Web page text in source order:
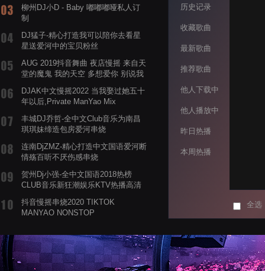
柳州DJ小D - Baby 嘟嘟嘟哑私人订
制
DJ猛子-精心打造我可以陪你去看星
星送爱河中的宝贝粉丝
AUG 2019抖音舞曲 夜店慢摇 来自天
堂的魔鬼 我的天空 多想爱你 别说我
DJAK中文慢摇2022 当我娶过她五十
年以后,Private ManYao Mix
丰城DJ乔哲-全中文Club音乐为南昌
琪琪妹缔造包房爱河串烧
连南DjZMZ-精心打造中文国语爱河断
情殇百听不厌伤感串烧
贺州Dj小强-全中文国语2018热榜
CLUB音乐新狂潮娱乐KTV热播高清
抖音慢摇串烧2020 TIKTOK
MANYAO NONSTOP
蝉爸爸妈妈爱存在夏天的风是想你的
声音啊
历史记录
收藏歌曲
最新歌曲
推荐歌曲
他人下载中
他人播放中
昨日热播
本周热播
全选